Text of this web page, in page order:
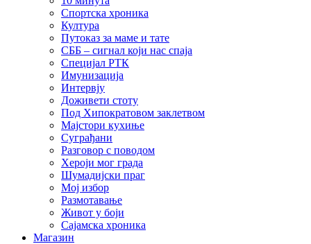
Спортска хроника
Култура
Путоказ за маме и тате
СББ – сигнал који нас спаја
Специјал РТК
Имунизација
Интервју
Доживети стоту
Под Хипократовом заклетвом
Мајстори кухиње
Суграђани
Разговор с поводом
Хероји мог града
Шумадијски праг
Мој избор
Размотавање
Живот у боји
Сајамска хроника
Магазин